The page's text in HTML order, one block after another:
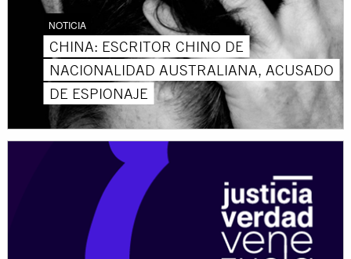
NOTICIA
CHINA: ESCRITOR CHINO DE
NACIONALIDAD AUSTRALIANA, ACUSADO
DE ESPIONAJE